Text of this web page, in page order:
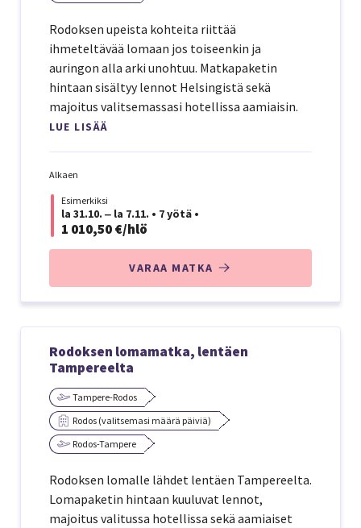
Rodoksen upeista kohteita riittää
ihmeteltävää lomaan jos toiseenkin ja
auringon alla arki unohtuu. Matkapaketin
hintaan sisältyy lennot Helsingistä sekä
majoitus valitsemassasi hotellissa aamiaisin.
LUE LISÄÄ
Alkaen
Esimerkiksi
la 31.10. ‒ la 7.11. • 7 yötä •
1 010,50 €/hlö
VARAA MATKA
Rodoksen lomamatka, lentäen
Tampereelta
Tampere-Rodos
Rodos (valitsemasi määrä päiviä)
Rodos-Tampere
Rodoksen lomalle lähdet lentäen Tampereelta.
Lomapaketin hintaan kuuluvat lennot,
majoitus valitussa hotellissa sekä aamiaiset